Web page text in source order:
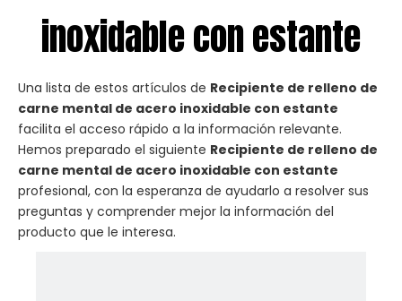
inoxidable con estante
Una lista de estos artículos de Recipiente de relleno de
carne mental de acero inoxidable con estante
facilita el acceso rápido a la información relevante.
Hemos preparado el siguiente Recipiente de relleno de
carne mental de acero inoxidable con estante
profesional, con la esperanza de ayudarlo a resolver sus
preguntas y comprender mejor la información del
producto que le interesa.